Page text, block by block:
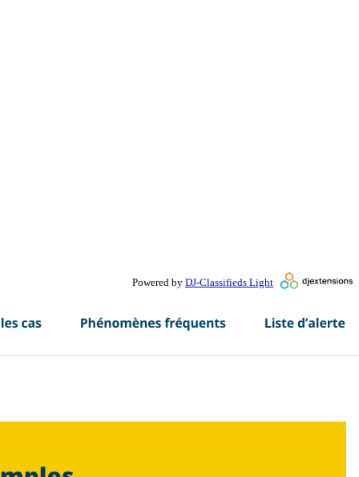
Powered by DJ-Classifieds Light